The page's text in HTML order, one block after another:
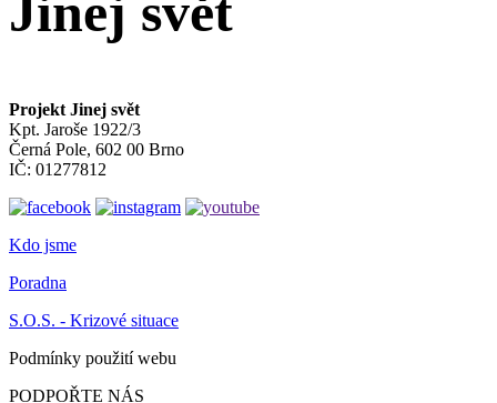
Projekt Jinej svět
Kpt. Jaroše 1922/3
Černá Pole, 602 00 Brno
IČ: 01277812
Kdo jsme
Poradna
S.O.S. - Krizové situace
Podmínky použití webu
PODPOŘTE NÁS